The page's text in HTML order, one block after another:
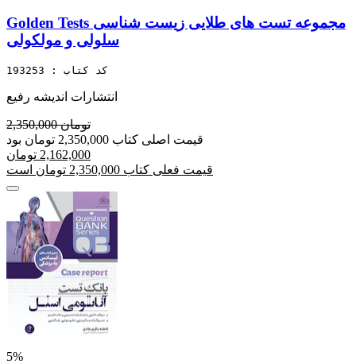
Golden Tests مجموعه تست های طلایی زیست شناسی
سلولی و مولکولی
کد کتاب : 193253
انتشارات اندیشه رفیع
2,350,000 تومان
قیمت اصلی کتاب 2,350,000 تومان بود
2,162,000 تومان
قیمت فعلی کتاب 2,350,000 تومان است
5%